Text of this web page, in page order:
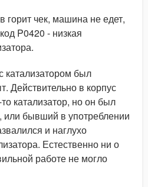
горит чек, машина не едет,
P0420 - низкая
катализатором был
Действительно в корпус
катализатор, но он был
или бывший в употреблении
и наглухо
Естественно ни о
работе не могло